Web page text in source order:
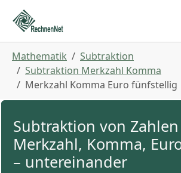
Skip to main navigation
Zum Hauptinhalt springen
Skip to page footer
Mathematik
Subtraktion
Subtraktion Merkzahl Komma
Merkzahl Komma Euro fünfstellig
Subtraktion von
Merkzahl, Komma,
– untereinander